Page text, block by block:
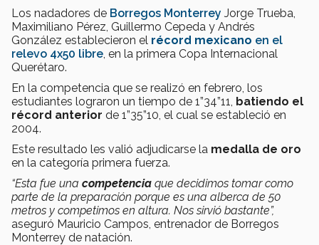
Los nadadores de Borregos Monterrey Jorge Trueba,
Maximiliano Pérez, Guillermo Cepeda y Andrés
González establecieron el récord mexicano en el
relevo 4x50 libre , en la primera Copa Internacional
Querétaro.
En la competencia que se realizó en febrero, los
estudiantes lograron un tiempo de 1”34”11, batiendo el
récord anterior de 1”35”10, el cual se estableció en
2004.
Este resultado les valió adjudicarse la medalla de oro
en la categoría primera fuerza.
“Esta fue una competencia que decidimos tomar como
parte de la preparación porque es una alberca de 50
metros y competimos en altura. Nos sirvió bastante”,
aseguró Mauricio Campos, entrenador de Borregos
Monterrey de natación.